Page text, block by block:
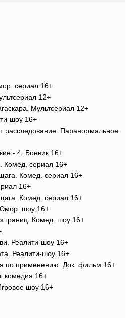
сериал 16+
12+
Мультсериал 12+
шоу 16+
расследование. Паранормальное
- 4. Боевик 16+
Комед. сериал 16+
Комед. сериал 16+
16+
Комед. сериал 16+
шоу 16+
границ. Комед. шоу 16+
Реалити-шоу 16+
Реалити-шоу 16+
по применению. Док. фильм 16+
комедия 16+
шоу 16+